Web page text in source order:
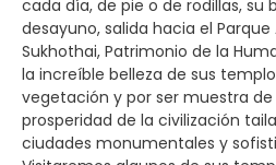
cada día, de pie o de rodillas, su
desayuno, salida hacia el
Sukhothai, Patrimonio de la
la increíble belleza de sus
vegetación y por ser muestra de
prosperidad de la civilización
ciudades monumentales y